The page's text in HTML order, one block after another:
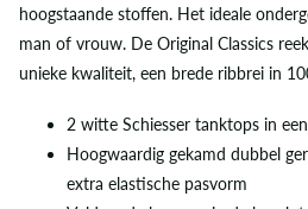
hoogstaande stoffen. Het ideale
man of vrouw. De Original Classics
unieke kwaliteit, een brede ribbrei in
2 witte Schiesser tanktops in
Hoogwaardig gekamd dubbel
extra elastische pasvorm